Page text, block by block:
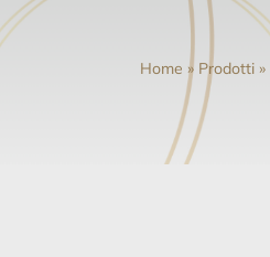
Home » Prodotti »